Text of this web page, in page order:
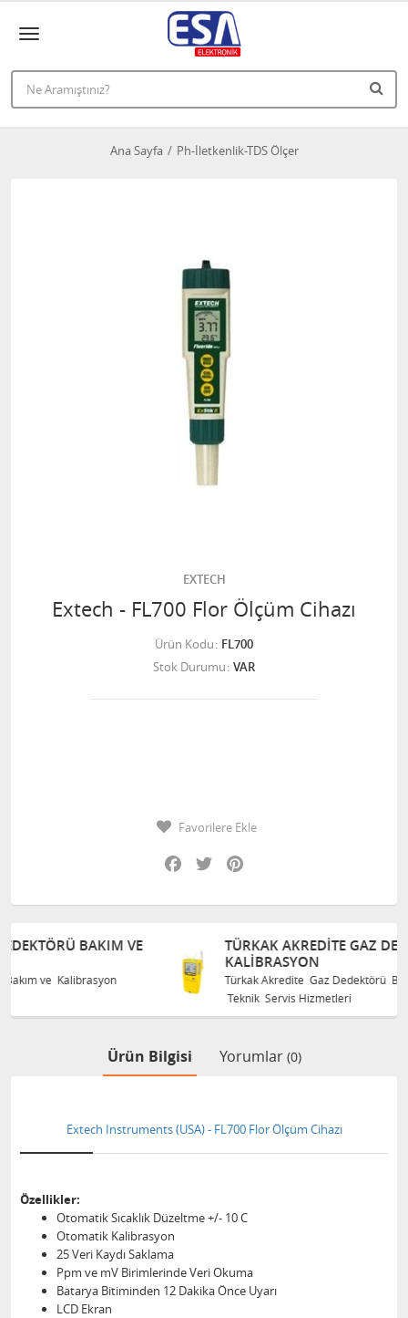
Ana Sayfa Ph-İletkenlik-TDS Ölçer
EXTECH
Extech - FL700 Flor Ölçüm Cihazı
Ürün Kodu FL700
Stok Durumu VAR
Favorilere Ekle
Facebook
Twitter
VE
TÜRKAK AKREDITE GAZ DEDEKTÖRÜ BAKIM
KALIBRASYON
Türkak Akredite Gaz Dedektörü Bakım ve Kalibrasyon
Teknik Servis Hizmetleri
Ürün Bilgisi Yorumlar (0)
Extech Instruments (USA) - FL700 Flor Ölçüm Cihazı
Özellikler:
Otomatik Sıcaklık Düzeltme +/- 10 C
Otomatik Kalibrasyon
25 Veri Kaydı Saklama
Ppm ve mV Birimlerinde Veri Okuma
Batarya Bitiminden 12 Dakika Önce Uyarı
LCD Ekran